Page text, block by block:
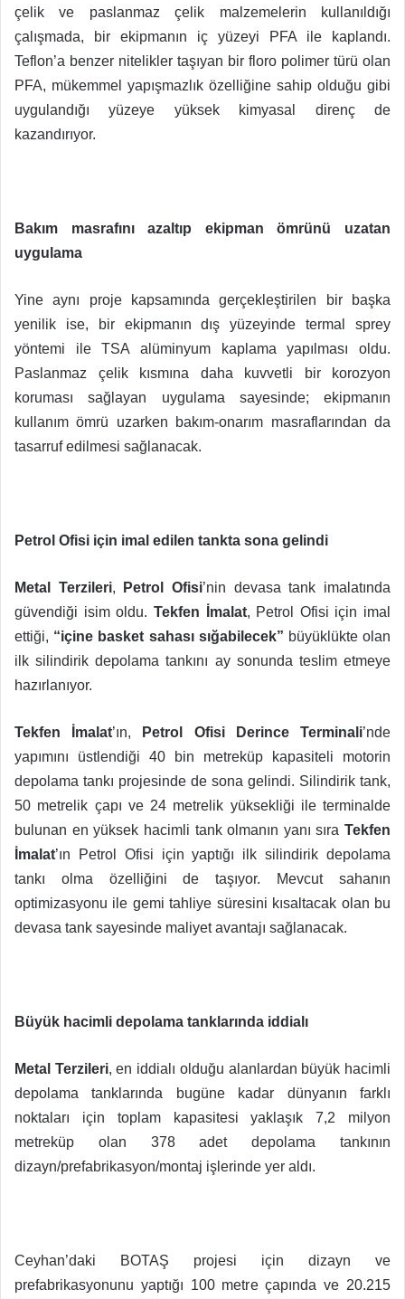
çelik ve paslanmaz çelik malzemelerin kullanıldığı
çalışmada, bir ekipmanın iç yüzeyi PFA ile kaplandı.
Teflon’a benzer nitelikler taşıyan bir floro polimer türü olan
PFA, mükemmel yapışmazlık özelliğine sahip olduğu gibi
uygulandığı yüzeye yüksek kimyasal direnç de
kazandırıyor.
Bakım masrafını azaltıp ekipman ömrünü uzatan
uygulama
Yine aynı proje kapsamında gerçekleştirilen bir başka
yenilik ise, bir ekipmanın dış yüzeyinde termal sprey
yöntemi ile TSA alüminyum kaplama yapılması oldu.
Paslanmaz çelik kısmına daha kuvvetli bir korozyon
koruması sağlayan uygulama sayesinde; ekipmanın
kullanım ömrü uzarken bakım-onarım masraflarından da
tasarruf edilmesi sağlanacak.
Petrol Ofisi için imal edilen tankta sona gelindi
Metal Terzileri, Petrol Ofisi’nin devasa tank imalatında
güvendiği isim oldu. Tekfen İmalat, Petrol Ofisi için imal
ettiği, “içine basket sahası sığabilecek” büyüklükte olan
ilk silindirik depolama tankını ay sonunda teslim etmeye
hazırlanıyor.
Tekfen İmalat’ın, Petrol Ofisi Derince Terminali’nde
yapımını üstlendiği 40 bin metreküp kapasiteli motorin
depolama tankı projesinde de sona gelindi. Silindirik tank,
50 metrelik çapı ve 24 metrelik yüksekliği ile terminalde
bulunan en yüksek hacimli tank olmanın yanı sıra Tekfen
İmalat’ın Petrol Ofisi için yaptığı ilk silindirik depolama
tankı olma özelliğini de taşıyor. Mevcut sahanın
optimizasyonu ile gemi tahliye süresini kısaltacak olan bu
devasa tank sayesinde maliyet avantajı sağlanacak.
Büyük hacimli depolama tanklarında iddialı
Metal Terzileri, en iddialı olduğu alanlardan büyük hacimli
depolama tanklarında bugüne kadar dünyanın farklı
noktaları için toplam kapasitesi yaklaşık 7,2 milyon
metreküp olan 378 adet depolama tankının
dizayn/prefabrikasyon/montaj işlerinde yer aldı.
Ceyhan’daki BOTAŞ projesi için dizayn ve
prefabrikasyonunu yaptığı 100 metre çapında ve 20.215